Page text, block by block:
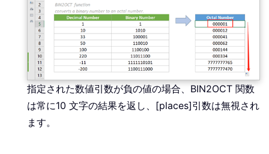
指定された数値引数が負の値の場合、BIN2OCT 関数
は常に10 文字の結果を返し、[places]引数は無視され
ます。